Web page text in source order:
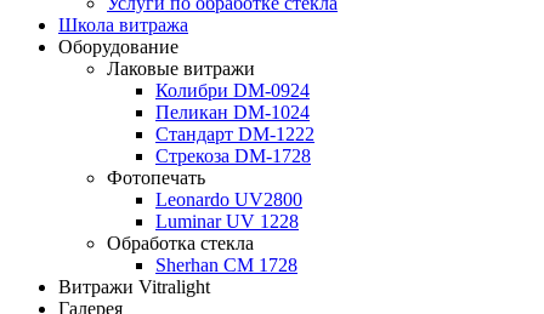
Школа витража
Оборудование
Лаковые витражи
Колибри DM-0924
Пеликан DM-1024
Стандарт DM-1222
Стрекоза DM-1728
Фотопечать
Leonardo UV2800
Luminar UV 1228
Обработка стекла
Sherhan CM 1728
Витражи Vitralight
Галерея